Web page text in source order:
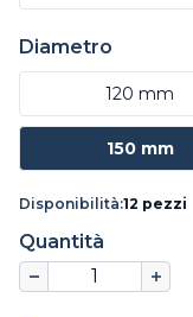
Diametro
120 mm
150 mm
Disponibilità:12 pezzi
Quantità